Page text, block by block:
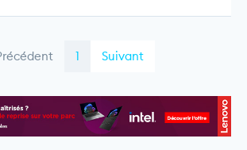
1 Suivant